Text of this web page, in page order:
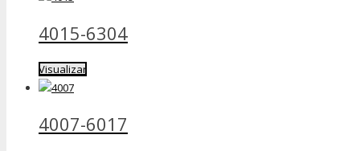
4015-6304
Visualizar
4007-6017